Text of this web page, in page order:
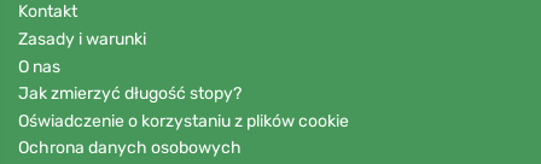
Kontakt
Zasady i warunki
O nas
Jak zmierzyć długość stopy?
Oświadczenie o korzystaniu z plików cookie
Ochrona danych osobowych